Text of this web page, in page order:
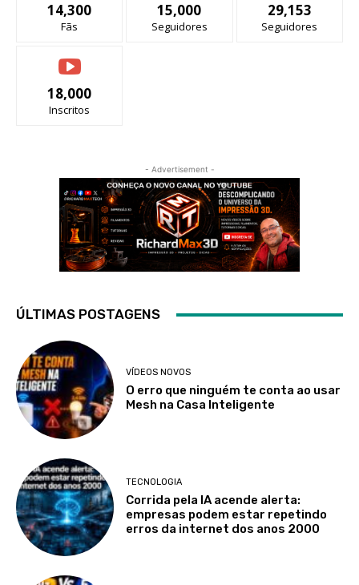
14,300
Fãs
15,000
Seguidores
29,153
Seguidores
18,000
Inscritos
- Advertisement -
ÚLTIMAS POSTAGENS
VÍDEOS NOVOS
O erro que ninguém te conta ao usar
Mesh na Casa Inteligente
TECNOLOGIA
Corrida pela IA acende alerta:
empresas podem estar repetindo
erros da internet dos anos 2000